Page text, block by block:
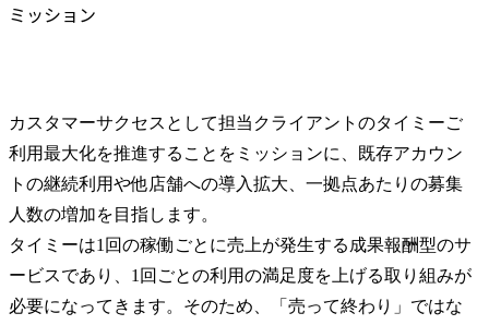
ミッション
カスタマーサクセスとして担当クライアントのタイミーご
利用最大化を推進することをミッションに、既存アカウン
トの継続利用や他店舗への導入拡大、一拠点あたりの募集
人数の増加を目指します。
タイミーは1回の稼働ごとに売上が発生する成果報酬型のサ
ービスであり、1回ごとの利用の満足度を上げる取り組みが
必要になってきます。そのため、「売って終わり」ではな